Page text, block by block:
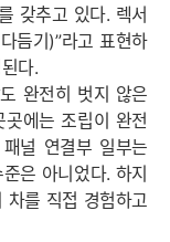
갖추고 있다. 렉서
듬기)”라고 표현하
다.
완전히 벗지 않은
에는 조립이 완전
널 연결부 일부는
은 아니었다. 하지
차를 직접 경험하고